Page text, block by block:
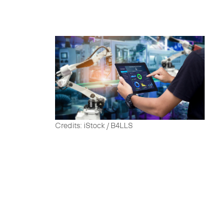
Credits: iStock / B4LLS